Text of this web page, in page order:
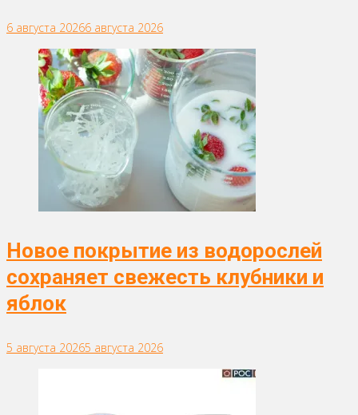
6 августа 20266 августа 2026
Новое покрытие из водорослей
сохраняет свежесть клубники и
яблок
5 августа 20265 августа 2026